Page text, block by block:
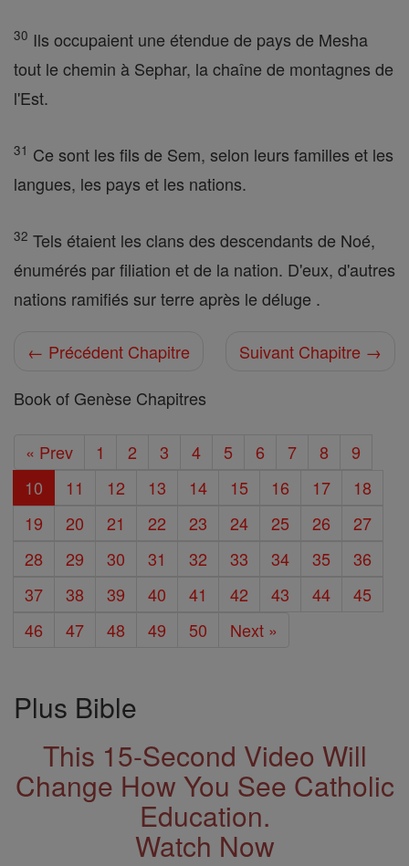
30 Ils occupaient une étendue de pays de Mesha
tout le chemin à Sephar, la chaîne de montagnes de
l'Est.
31 Ce sont les fils de Sem, selon leurs familles et les
langues, les pays et les nations.
32 Tels étaient les clans des descendants de Noé,
énumérés par filiation et de la nation. D'eux, d'autres
nations ramifiés sur terre après le déluge .
← Précédent Chapitre
Suivant Chapitre →
Book of Genèse Chapitres
« Prev 1 2 3 4 5 6 7 8
9
10
11 12 13 14 15 16 17
18
19
20 21 22 23 24 25 26
27
28
29 30 31 32 33 34 35
36
37
38 39 40 41 42 43 44
45
46
47 48 49 50 Next »
Plus Bible
This 15-Second Video Will
Change How You See Catholic
Education.
Watch Now